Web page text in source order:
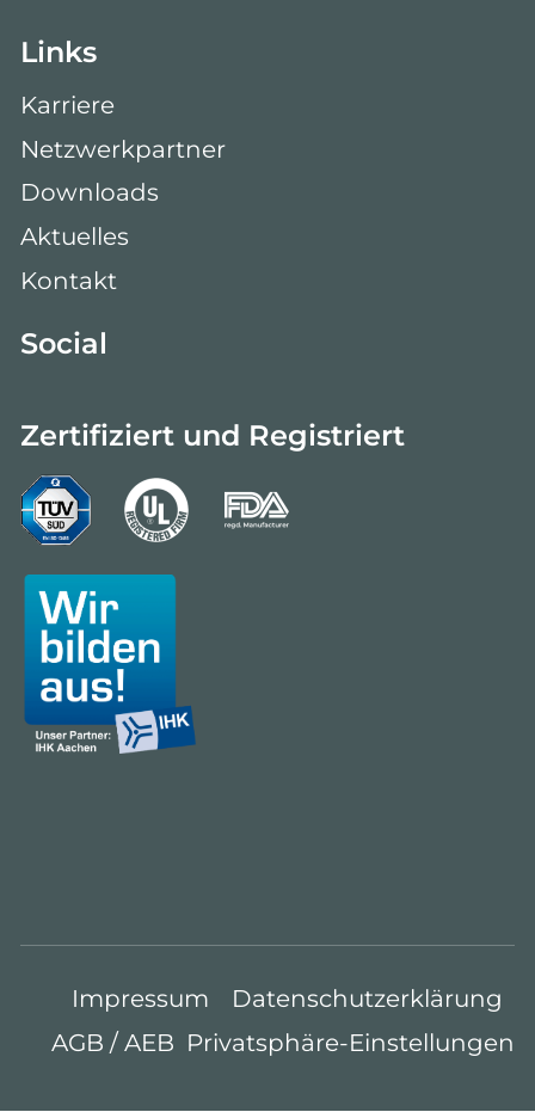
Links
Karriere
Netzwerkpartner
Downloads
Aktuelles
Kontakt
Social
Zertifiziert und Registriert
Impressum
Datenschutzerklärung
AGB / AEB Privatsphäre-Einstellungen